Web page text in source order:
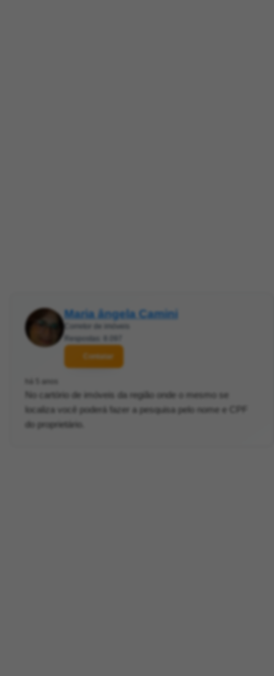
Maria ângela Camini
Corretor de imóveis
Respostas: 8.097
Contatar
há 5 anos
No cartório de imóveis da região onde o mesmo se
localiza você poderá fazer a pesquisa pelo nome e CPF
do proprietário.